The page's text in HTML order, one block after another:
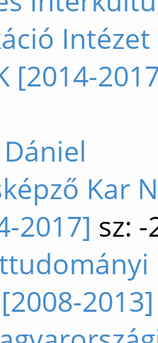
Intézet
[2014-
Kar
2017] sz:
2013]